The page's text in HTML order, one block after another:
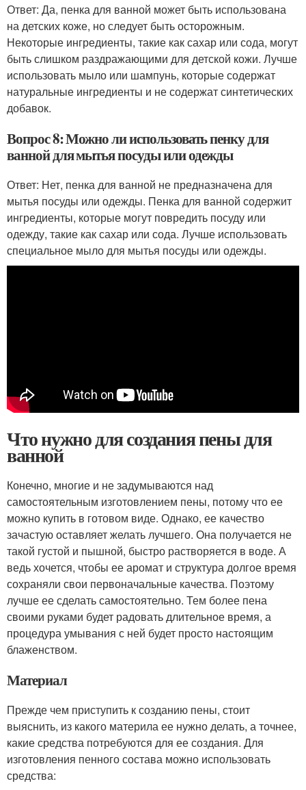
Ответ: Да, пенка для ванной может быть использована
на детских коже, но следует быть осторожным.
Некоторые ингредиенты, такие как сахар или сода, могут
быть слишком раздражающими для детской кожи. Лучше
использовать мыло или шампунь, которые содержат
натуральные ингредиенты и не содержат синтетических
добавок.
Вопрос 8: Можно ли использовать пенку для
ванной для мытья посуды или одежды
Ответ: Нет, пенка для ванной не предназначена для
мытья посуды или одежды. Пенка для ванной содержит
ингредиенты, которые могут повредить посуду или
одежду, такие как сахар или сода. Лучше использовать
специальное мыло для мытья посуды или одежды.
Что нужно для создания пены для
ванной
Конечно, многие и не задумываются над
самостоятельным изготовлением пены, потому что ее
можно купить в готовом виде. Однако, ее качество
зачастую оставляет желать лучшего. Она получается не
такой густой и пышной, быстро растворяется в воде. А
ведь хочется, чтобы ее аромат и структура долгое время
сохраняли свои первоначальные качества. Поэтому
лучше ее сделать самостоятельно. Тем более пена
своими руками будет радовать длительное время, а
процедура умывания с ней будет просто настоящим
блаженством.
Материал
Прежде чем приступить к созданию пены, стоит
выяснить, из какого материла ее нужно делать, а точнее,
какие средства потребуются для ее создания. Для
изготовления пенного состава можно использовать
средства: